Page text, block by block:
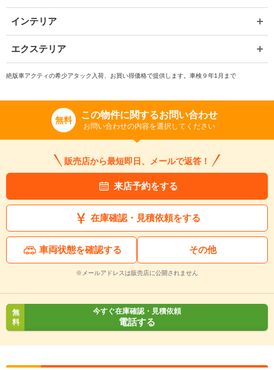
インテリア
エクステリア
絶版車アクティの希少アタック入荷、お買い得価格で提供します。車検９年1月まで
無料 この物件に関するお問い合わせ
お問い合わせの内容を選択してください
販売店から最短即日、メールで返答！
来店予約をする
在庫確認・見積依頼をする
車両状態を確認する その他
※メールアドレスは販売店に公開されません
無
料
今すぐ在庫確認・見積依頼
電話する